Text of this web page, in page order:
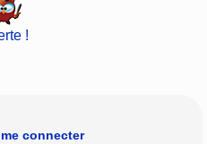
!
connecter